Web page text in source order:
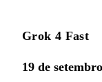
Grok 4 Fast
19 de